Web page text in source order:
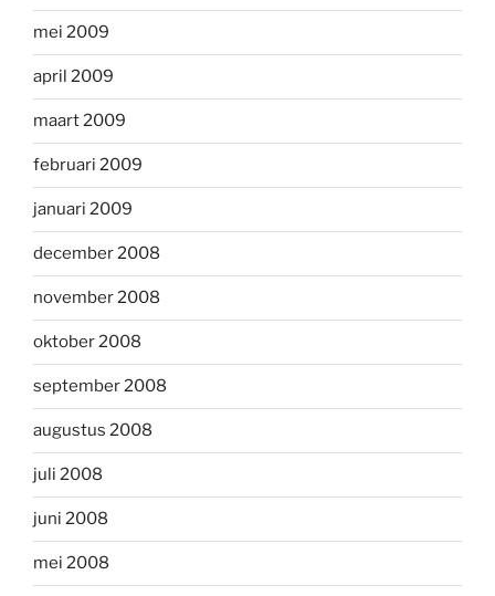
mei 2009
april 2009
maart 2009
februari 2009
januari 2009
december 2008
november 2008
oktober 2008
september 2008
augustus 2008
juli 2008
juni 2008
mei 2008